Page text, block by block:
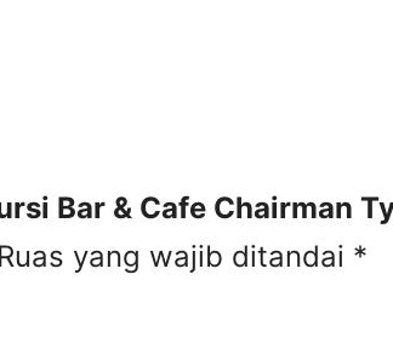
Bar & Cafe Chairman
Ruas yang wajib ditandai *